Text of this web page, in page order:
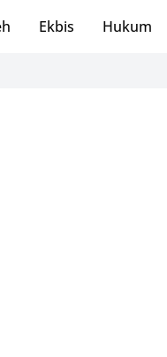
Ekbis Hukum